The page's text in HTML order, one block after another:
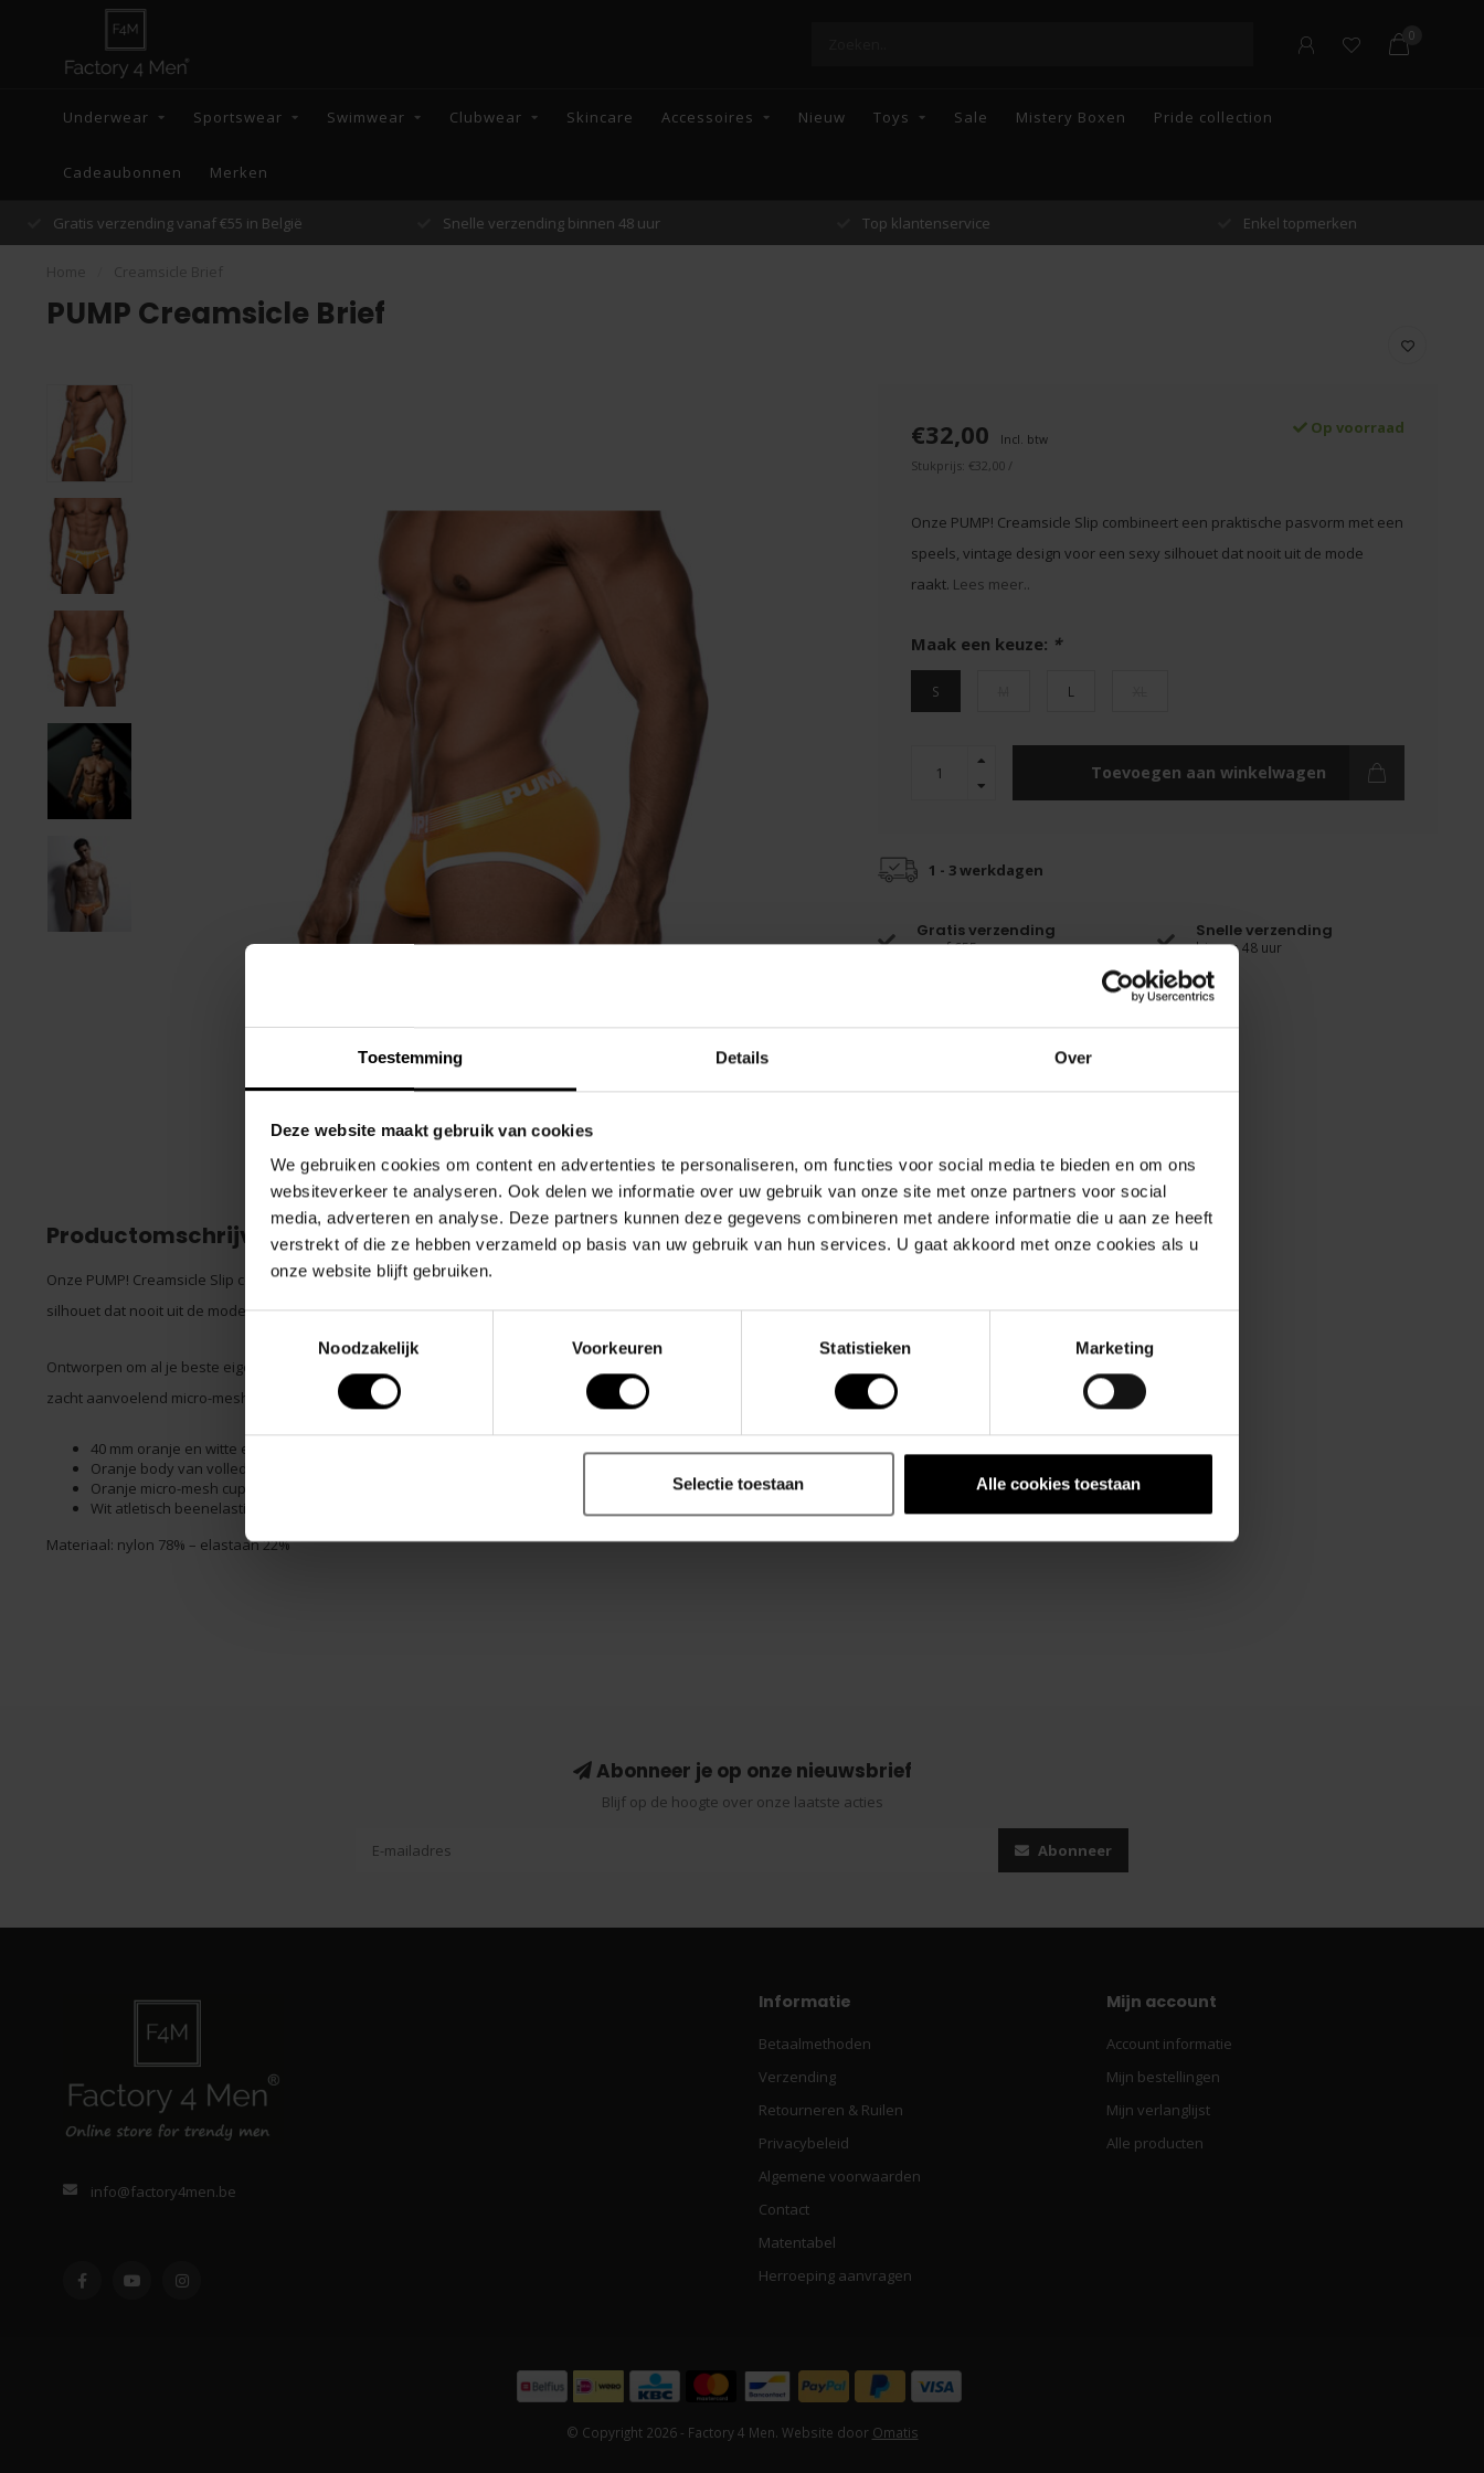
Toestemming Details Over
Deze website maakt gebruik van cookies
We gebruiken cookies om content en advertenties te personaliseren, om functies voor social media te bieden en om ons
websiteverkeer te analyseren. Ook delen we informatie over uw gebruik van onze site met onze partners voor social
media, adverteren en analyse. Deze partners kunnen deze gegevens combineren met andere informatie die u aan ze heeft
verstrekt of die ze hebben verzameld op basis van uw gebruik van hun services. U gaat akkoord met onze cookies als u
onze website blijft gebruiken.
Noodzakelijk
Voorkeuren Statistieken Marketing
Selectie toestaan Alle cookies toestaan
0
Underwear Sportswear Swimwear Clubwear Skincare Accessoires Nieuw Toys Sale Mistery Boxen Pride collection
Cadeaubonnen Merken
Snelle verzending binnen 48 uur Top klantenservice Enkel topmerken Gratis verzending vanaf €55 in België
PUMP Creamsicle Brief
€32,00 Incl. btw
Op voorraad
Stukprijs: €32,00 /
Onze PUMP! Creamsicle Slip combineert een praktische pasvorm met een
speels, vintage design voor een sexy silhouet dat nooit uit de mode
raakt. Lees meer..
Maak een keuze: *
S L
Toevoegen aan winkelwagen
1 - 3 werkdagen
Gratis verzending
vanaf €55
Snelle verzending
binnen 48 uur
Productomschrijving
Onze PUMP! Creamsicle Slip combineert een praktische pasvorm met een speels, vintage design voor een sexy
silhouet dat nooit uit de mode raakt.
Ontworpen om al je beste eigenschappen te verbeteren, het is gemaakt met onze kenmerkende PUMP! Tailleband en
zacht aanvoelend micro-mesh voor ademende prestaties.
40 mm oranje en witte elastische tailleband.
Oranje body van volledig micro-mesh.
Oranje micro-mesh cup met contrasterende witte stiksels.
Wit atletisch beenelastiek.
Materiaal: nylon 78% – elastaan ​​22%
Gerelateerde producten
Abonneer je op onze nieuwsbrief
Blijf op de hoogte over onze laatste acties
Abonneer
info@factory4men.be
Informatie
Betaalmethoden
Verzending
Retourneren & Ruilen
Privacybeleid
Algemene voorwaarden
Contact
Matentabel
Herroeping aanvragen
Mijn account
Account informatie
Mijn bestellingen
Mijn verlanglijst
Alle producten
© Copyright 2026 - Factory 4 Men. Website door Omatis